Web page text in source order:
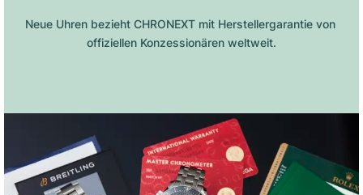
Neue Uhren bezieht CHRONEXT mit Herstellergarantie von
offiziellen Konzessionären weltweit.